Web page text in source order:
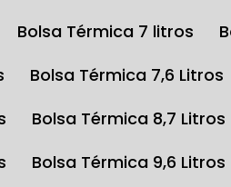
Bolsa Térmica 7 litros
Bolsa Térmica 7,6 Litros
Bolsa Térmica 8,7 Litros
Bolsa Térmica 9,6 Litros